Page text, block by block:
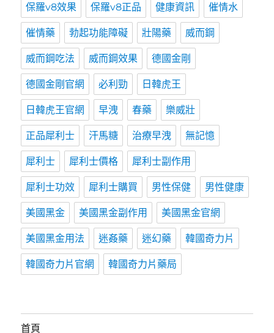
保羅v8效果 保羅v8正品 健康資訊 催情水
催情藥 勃起功能障礙 壯陽藥 威而鋼
威而鋼吃法 威而鋼效果 德國金剛
德國金剛官網 必利勁 日韓虎王
日韓虎王官網 早洩 春藥 樂威壯
正品犀利士 汗馬糖 治療早洩 無記憶
犀利士 犀利士價格 犀利士副作用
犀利士功效 犀利士購買 男性保健 男性健康
美國黑金 美國黑金副作用 美國黑金官網
美國黑金用法 迷姦藥 迷幻藥 韓國奇力片
韓國奇力片官網 韓國奇力片藥局
首頁